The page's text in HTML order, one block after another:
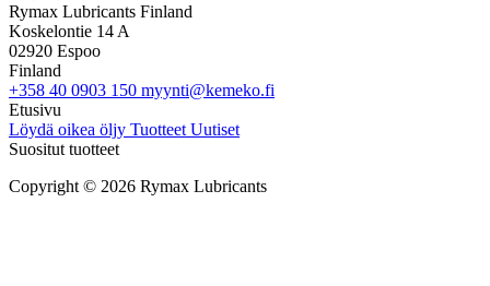
Rymax Lubricants Finland
Koskelontie 14 A
02920 Espoo
Finland
+358 40 0903 150 myynti@kemeko.fi
Etusivu
Löydä oikea öljy Tuotteet Uutiset
Suositut tuotteet
Copyright © 2026 Rymax Lubricants